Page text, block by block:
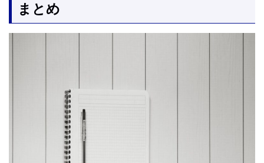
まとめ